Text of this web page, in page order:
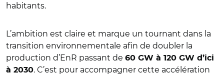
habitants.
L’ambition est claire et marque un tournant dans la
transition environnementale afin de doubler la
production d’EnR passant de 60 GW à 120 GW d’ici
à 2030. C’est pour accompagner cette accélération